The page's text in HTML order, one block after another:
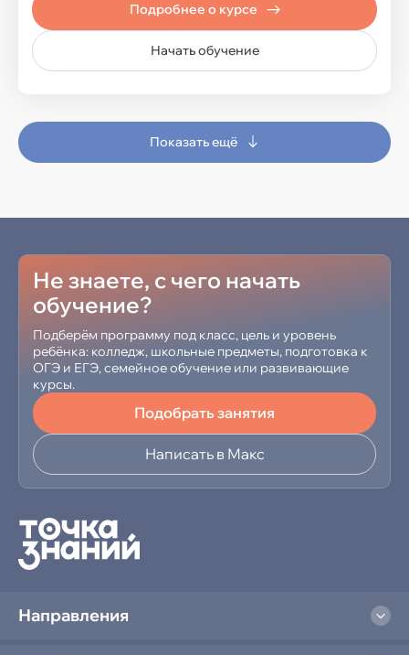
Начать обучение
Подробнее о курсе
Показать ещё
Не знаете, с чего начать
обучение?
Подберём программу под класс, цель и уровень
ребёнка: колледж, школьные предметы, подготовка к
ОГЭ и ЕГЭ, семейное обучение или развивающие
курсы.
Подобрать занятия
Написать в Макс
Направления